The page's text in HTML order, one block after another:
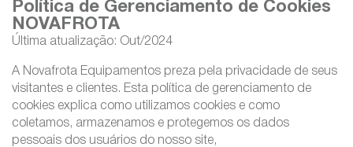
Política de Gerenciamento de Cookies
NOVAFROTA
Última atualização: Out/2024
A Novafrota Equipamentos preza pela privacidade de seus
visitantes e clientes. Esta política de gerenciamento de
cookies explica como utilizamos cookies e como
coletamos, armazenamos e protegemos os dados
pessoais dos usuários do nosso site,